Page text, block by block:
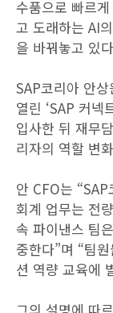
수품으로 빠르
고 도래하는 AI
을 바꿔놓고 있
SAP코리아 안
열린 ‘SAP 커넥
입사한 뒤 재무
리자의 역할 변
안 CFO는 “SAP
회계 업무는 전
속 파이낸스 팀
중한다”며 “팀
션 역량 교육에